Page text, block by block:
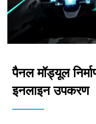
पैनल मॉड्यूल
इनलाइन उपकरण